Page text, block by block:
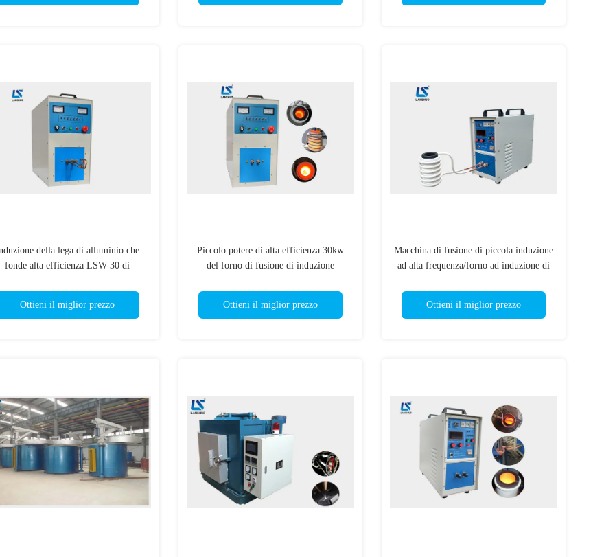
della lega di alluminio che
fonde alta efficienza LSW-30 di
Ottieni il miglior prezzo
Piccolo potere di alta efficienza 30kw
del forno di fusione di induzione
Ottieni il miglior prezzo
Macchina di fusione di piccola induzione
ad alta frequenza/forno ad induzione di
Ottieni il miglior prezzo